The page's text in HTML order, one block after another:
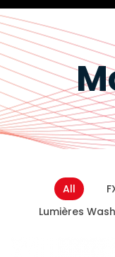
All
Lumières Wash